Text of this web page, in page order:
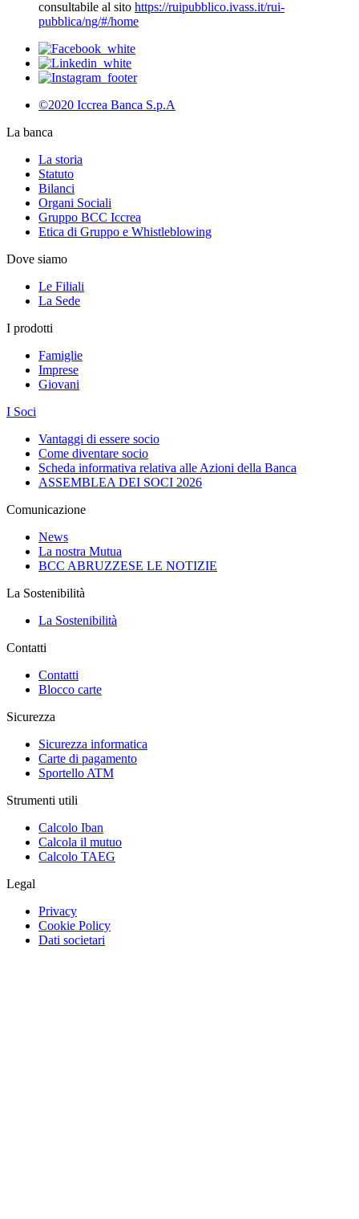
consultabile al sito https://ruipubblico.ivass.it/rui-
pubblica/ng/#/home
©2020 Iccrea Banca S.p.A
La banca
La storia
Statuto
Bilanci
Organi Sociali
Gruppo BCC Iccrea
Etica di Gruppo e Whistleblowing
Dove siamo
Le Filiali
La Sede
I prodotti
Famiglie
Imprese
Giovani
I Soci
Vantaggi di essere socio
Come diventare socio
Scheda informativa relativa alle Azioni della Banca
ASSEMBLEA DEI SOCI 2026
Comunicazione
News
La nostra Mutua
BCC ABRUZZESE LE NOTIZIE
La Sostenibilità
La Sostenibilità
Contatti
Contatti
Blocco carte
Sicurezza
Sicurezza informatica
Carte di pagamento
Sportello ATM
Strumenti utili
Calcolo Iban
Calcola il mutuo
Calcolo TAEG
Legal
Privacy
Cookie Policy
Dati societari